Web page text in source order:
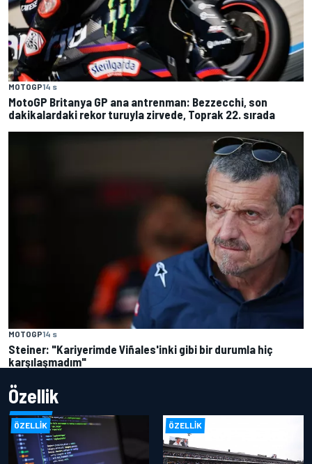
MOTOGP14 s
MotoGP Britanya GP ana antrenman: Bezzecchi, son
dakikalardaki rekor turuyla zirvede, Toprak 22. sırada
MOTOGP14 s
Steiner: "Kariyerimde Viñales'inki gibi bir durumla hiç
karşılaşmadım"
Özellik
ÖZELLIK ÖZELLIK